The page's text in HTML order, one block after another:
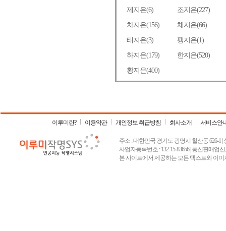
이루미란? 이용약관 개인정보 취급방침 회사소개 서비스안
주소 : 대한민국 경기도 광명시 철산동 626-1 |
사업자등록번호 : 132-15-83656 | 통신판매업
본 사이트에서 제공하는 모든 텍스트와 이